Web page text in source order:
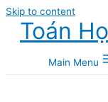
Skip to content
Toán
Main Menu